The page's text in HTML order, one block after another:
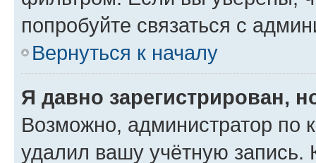
попробуйте связаться с
Вернуться к началу
Я давно зарегистрирован,
Возможно, администратор по
удалил вашу учётную запись.